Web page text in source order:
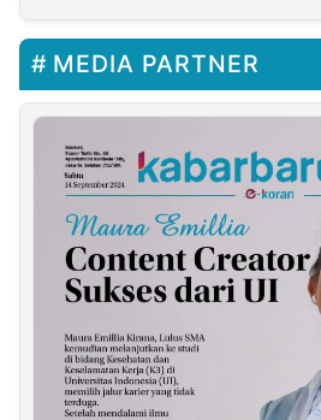
MEDIA PARTNER